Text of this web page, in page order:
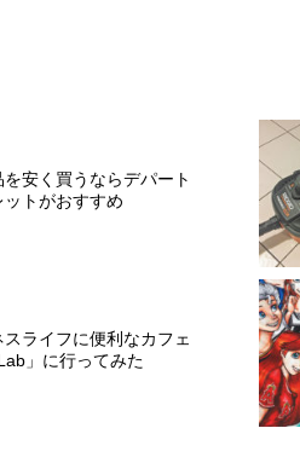
安く買うならデパート
トがおすすめ
スライフに便利なカフェ
」に行ってみた